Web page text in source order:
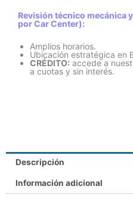
Revisión técnico mecánica
por Car Center):
Amplios horarios.
Ubicación estratégica en
CRÉDITO: accede a
a cuotas y sin interés.
Descripción
Información adicional